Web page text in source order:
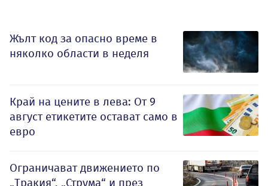
Жълт код за опасно време в
няколко области в неделя
Край на цените в лева: От 9
август етикетите остават само в
евро
Ограничават движението по
„Тракия“, „Струма“ и през